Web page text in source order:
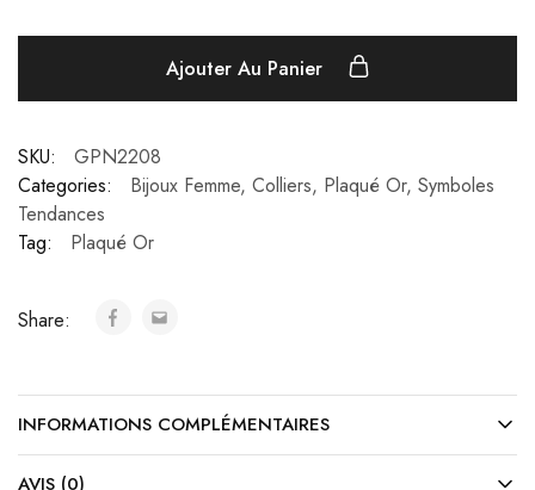
Ajouter Au Panier
SKU:
GPN2208
Categories:
Bijoux Femme, Colliers, Plaqué Or, Symboles
Tendances
Tag:
Plaqué Or
Share:
INFORMATIONS COMPLÉMENTAIRES
AVIS (0)